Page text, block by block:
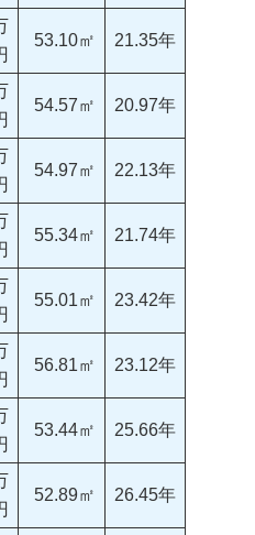
53.10㎡ 21.35年
54.57㎡ 20.97年
54.97㎡ 22.13年
55.34㎡ 21.74年
55.01㎡ 23.42年
56.81㎡ 23.12年
53.44㎡ 25.66年
52.89㎡ 26.45年